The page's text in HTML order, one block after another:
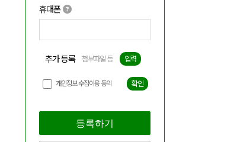
휴대폰
추가 등록 첨부파일 등 입력
개인정보 수집이용 동의 확인
등록하기